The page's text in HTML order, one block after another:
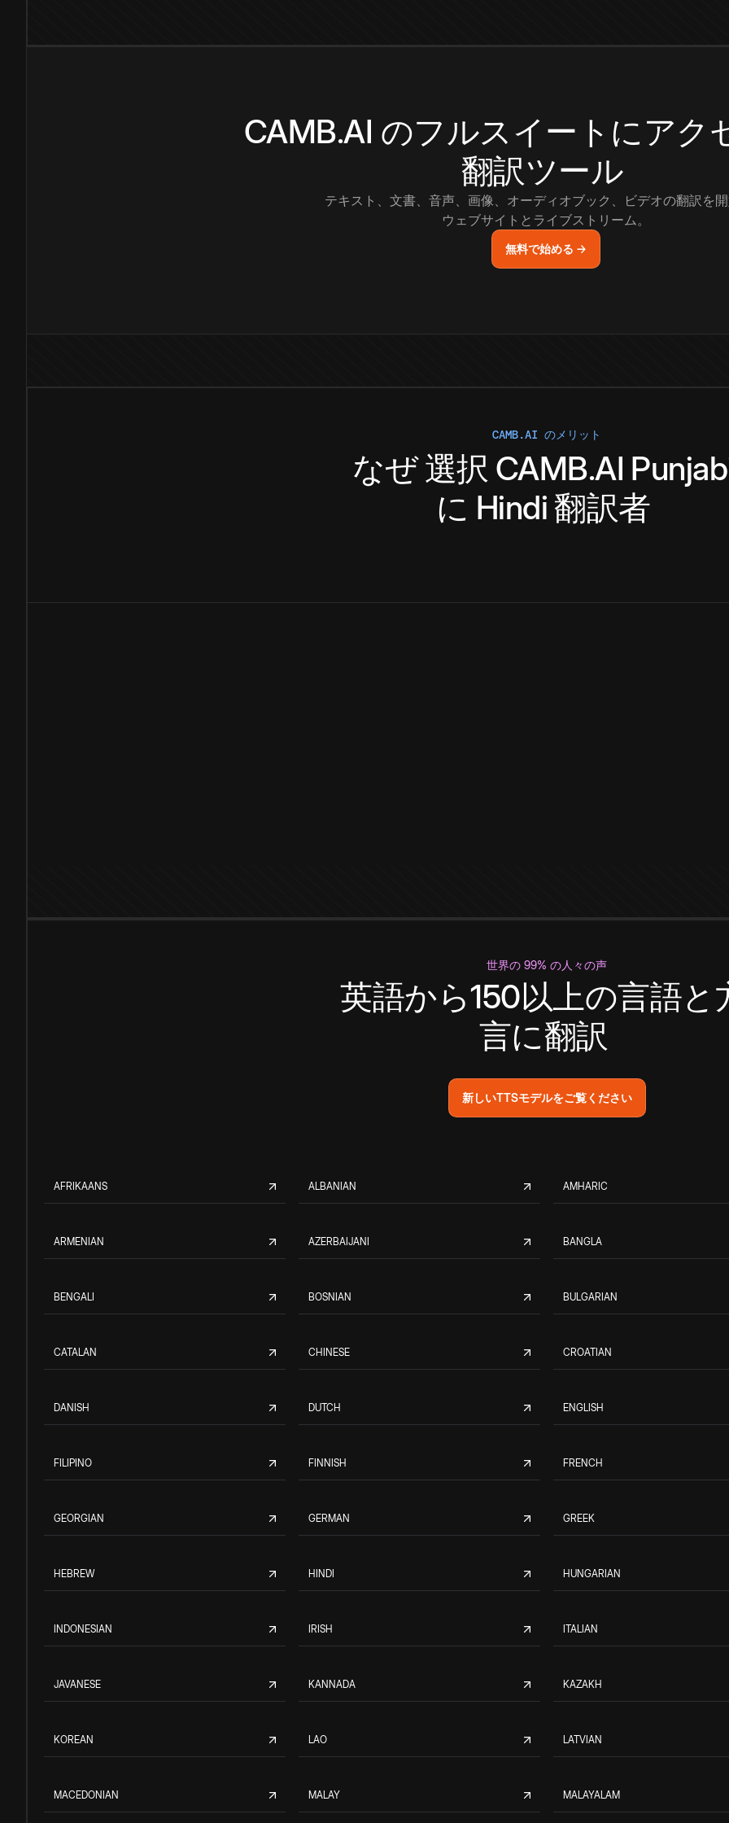
CAMB.AI のフルスイートにアク
翻訳ツール
テキスト、文書、音声、画像、オーディオブック、ビデオの翻訳を
ウェブサイトとライブストリーム。
無料で始める →
CAMB.AI のメリット
なぜ選択 CAMB.AI
に Hindi 翻訳者
世界の 99% の人々の声
英語から150以上の言語と
言に翻訳
新しいTTSモデルをご覧ください
AFRIKAANS ALBANIAN AMHARIC
ARMENIAN AZERBAIJANI BANGLA
BENGALI BOSNIAN BULGARIAN
CATALAN CHINESE CROATIAN
DANISH DUTCH ENGLISH
FILIPINO FINNISH FRENCH
GEORGIAN GERMAN GREEK
HEBREW HINDI HUNGARIAN
INDONESIAN IRISH ITALIAN
JAVANESE KANNADA KAZAKH
KOREAN LAO LATVIAN
MACEDONIAN MALAY MALAYALAM